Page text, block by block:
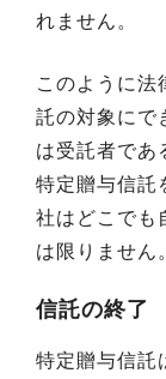
れません。
このように法
託の対象にで
は受託者であ
特定贈与信託
社はどこでも
は限りません
信託の終了
特定贈与信託